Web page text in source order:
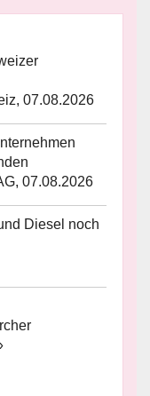
07.08.2026
07.08.2026
Diesel noch